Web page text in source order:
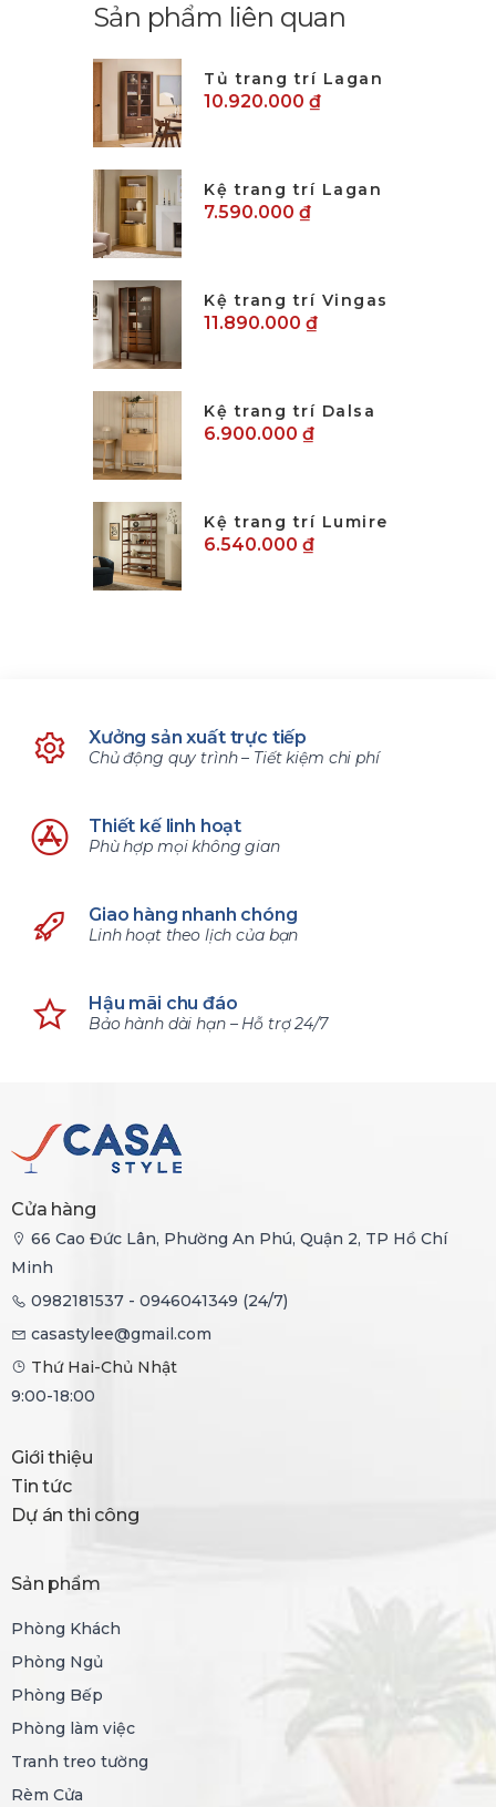
Sản phẩm liên quan
Tủ trang trí Lagan
10.920.000 ₫
Kệ trang trí Lagan
7.590.000 ₫
Kệ trang trí Vingas
11.890.000 ₫
Kệ trang trí Dalsa
6.900.000 ₫
Kệ trang trí Lumire
6.540.000 ₫
Xưởng sản xuất trực tiếp
Chủ động quy trình – Tiết kiệm chi phí
Thiết kế linh hoạt
Phù hợp mọi không gian
Giao hàng nhanh chóng
Linh hoạt theo lịch của bạn
Hậu mãi chu đáo
Bảo hành dài hạn – Hỗ trợ 24/7
Cửa hàng
66 Cao Đức Lân, Phường An Phú, Quận 2, TP Hồ Chí
Minh
0982181537 - 0946041349 (24/7)
casastylee@gmail.com
Thứ Hai-Chủ Nhật
9:00-18:00
Giới thiệu
Tin tức
Dự án thi công
Sản phẩm
Phòng Khách
Phòng Ngủ
Phòng Bếp
Phòng làm việc
Tranh treo tường
Rèm Cửa